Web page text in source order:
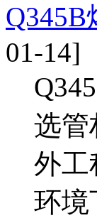
01-14]
选管
外工
环境